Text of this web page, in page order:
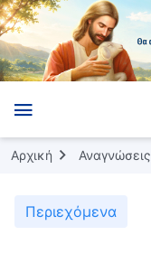
Αρχική Αναγνώσεις
Περιεχόμενα